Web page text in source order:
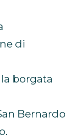
di
borgata
Bernardo